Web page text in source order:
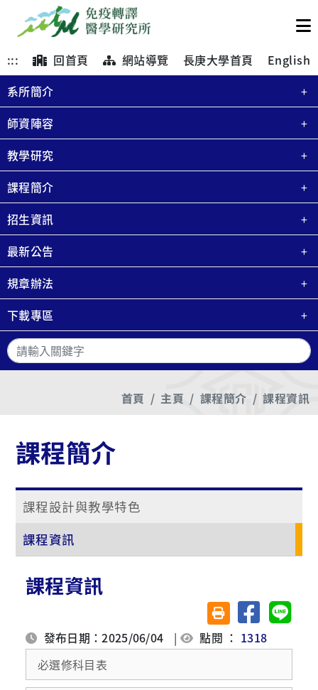
::: 回首頁 網站導覽 長庚大學首頁
English
系所簡介
師資陣容
教學研究
課程簡介
招生資訊
最新公告
規章辦法
下載專區
搜
首頁 主頁 課程簡介 課程資訊
課程簡介
課程設計與教學特色
課程資訊
課程資訊
友善列印(另開視窗)
分享至臉書分享
發布日期：2025/06/04 | 點閱 ： 1318
必選修科目表